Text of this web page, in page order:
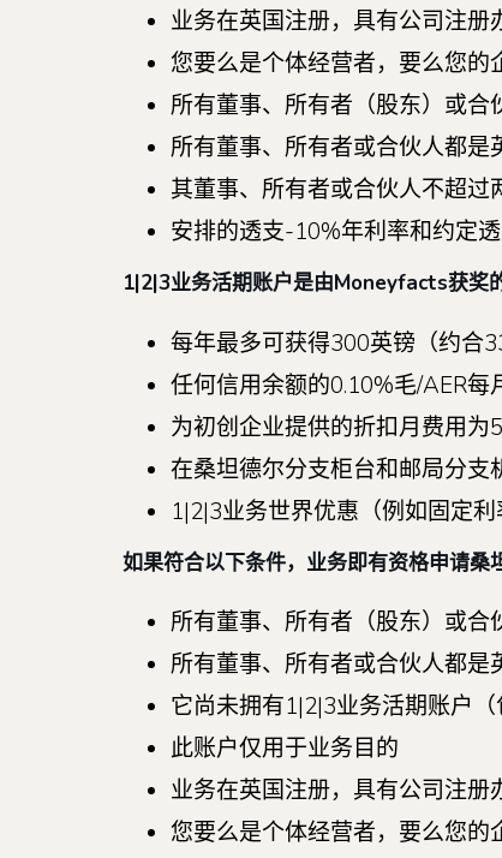
业务在英国注册，具有公司注册
您要么是个体经营者，要么您
所有董事、所有者（股东）或合
所有董事、所有者或合伙人都是
其董事、所有者或合伙人不超过
安排的透支-10%年利率和约定
1|2|3业务活期账户是由Moneyfacts获奖
每年最多可获得300英镑（约合
任何信用余额的0.10%毛/AER每
为初创企业提供的折扣月费用为
在桑坦德尔分支柜台和邮局分支
1|2|3业务世界优惠（例如固定利
如果符合以下条件，业务即有资格申请桑
所有董事、所有者（股东）或合
所有董事、所有者或合伙人都是
它尚未拥有1|2|3业务活期账户（
此账户仅用于业务目的
业务在英国注册，具有公司注册
您要么是个体经营者，要么您